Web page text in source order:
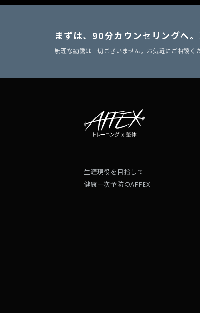
まずは、90分カウンセリングへ。
無理な勧誘は一切ございません。お気軽にご相談く
生涯現役を目指して
健康一次予防のAFFEX